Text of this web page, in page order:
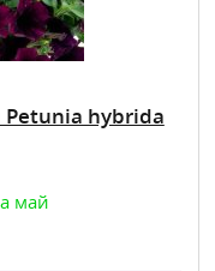
hybrida
май